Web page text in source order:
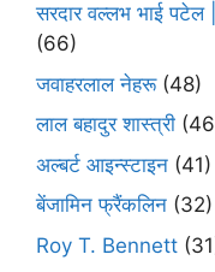
सरदार वल्लभ भाई
(66)
जवाहरलाल नेहरू(48)
लाल बहादुर शास्त्री
अल्बर्ट आइन्स्टाइन (41)
बेंजामिन फ्रैंकलिन (32)
Roy T. Bennett